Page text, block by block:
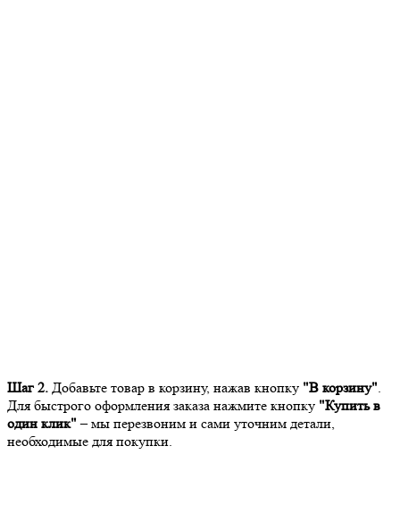
Шаг 2. Добавьте товар в корзину, нажав кнопку "В корзину".
Для быстрого оформления заказа нажмите кнопку "Купить в
один клик" – мы перезвоним и сами уточним детали,
необходимые для покупки.